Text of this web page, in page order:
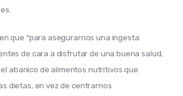
que “para asegurarnos una ingesta
de cara a disfrutar de una buena salud,
abanico de alimentos nutritivos que
dietas, en vez de centrarnos